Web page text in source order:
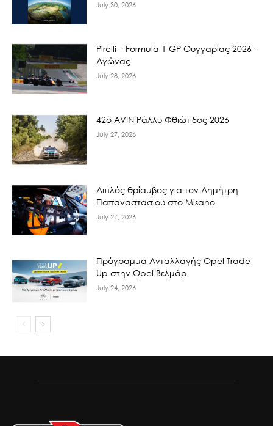
July 30, 2026
Pirelli – Formula 1 GP Ουγγαρίας 2026 –
Αγώνας
July 28, 2026
42ο AVIN Ράλλυ Φθιώτιδος 2026
July 27, 2026
Διπλός θρίαμβος για τον Δημήτρη
Παπαναστασίου στο Misano
July 27, 2026
Πρόγραμμα Ανταλλαγής Opel Trade-
Up στην Opel Βελμάρ
July 24, 2026